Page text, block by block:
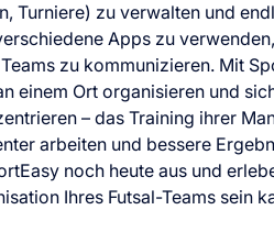
Turniere) zu verwalten und
Apps zu
zu kommunizieren. Mit
einem Ort organisieren und
– das Training ihrer
arbeiten und bessere
noch heute aus und
Ihres Futsal-Teams sein